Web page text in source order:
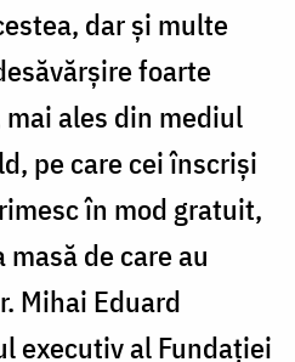
dar și multe
foarte
ales din mediul
pe care cei înscriși
în mod gratuit,
de care au
Mihai Eduard
executiv al Fundației